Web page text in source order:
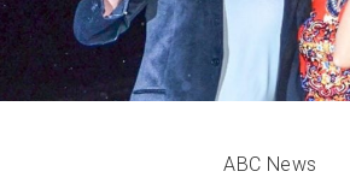
ABC News